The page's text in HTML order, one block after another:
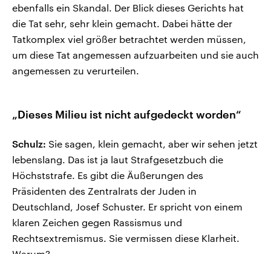
ebenfalls ein Skandal. Der Blick dieses Gerichts hat
die Tat sehr, sehr klein gemacht. Dabei hätte der
Tatkomplex viel größer betrachtet werden müssen,
um diese Tat angemessen aufzuarbeiten und sie auch
angemessen zu verurteilen.
„Dieses Milieu ist nicht aufgedeckt worden“
Schulz: Sie sagen, klein gemacht, aber wir sehen jetzt
lebenslang. Das ist ja laut Strafgesetzbuch die
Höchststrafe. Es gibt die Äußerungen des
Präsidenten des Zentralrats der Juden in
Deutschland, Josef Schuster. Er spricht von einem
klaren Zeichen gegen Rassismus und
Rechtsextremismus. Sie vermissen diese Klarheit.